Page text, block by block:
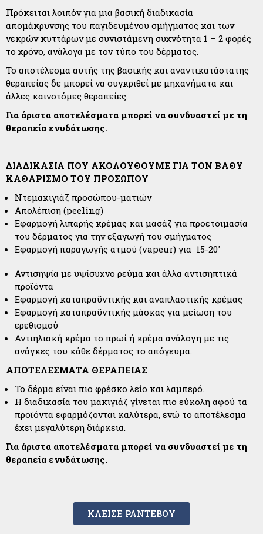
Πρόκειται λοιπόν για μια βασική διαδικασία
απομάκρυνσης του παγιδευμένου σμήγματος και των
νεκρών κυττάρων με συνιστάμενη συχνότητα 1 – 2 φορές
το χρόνο, ανάλογα με τον τύπο του δέρματος.
Το αποτέλεσμα αυτής της βασικής και αναντικατάστατης
θεραπείας δε μπορεί να συγκριθεί με μηχανήματα και
άλλες καινοτόμες θεραπείες.
Για άριστα αποτελέσματα μπορεί να συνδυαστεί με τη
θεραπεία ενυδάτωσης.
ΔΙΑΔΙΚΑΣΙΑ ΠΟΥ ΑΚΟΛΟΥΘΟΥΜΕ ΓΙΑ ΤΟΝ ΒΑΘΥ
ΚΑΘΑΡΙΣΜΟ ΤΟΥ ΠΡΟΣΩΠΟΥ
Ντεμακιγιάζ προσώπου-ματιών
Απολέπιση (peeling)
Εφαρμογή λιπαρής κρέμας και μασάζ για προετοιμασία
του δέρματος για την εξαγωγή του σμήγματος
Εφαρμογή παραγωγής ατμού (vapeur) για 15-20′
Αντισηψία με υψίσυχνο ρεύμα και άλλα αντισηπτικά
προϊόντα
Εφαρμογή καταπραϋντικής και αναπλαστικής κρέμας
Εφαρμογή καταπραϋντικής μάσκας για μείωση του
ερεθισμού
Αντιηλιακή κρέμα το πρωί ή κρέμα ανάλογη με τις
ανάγκες του κάθε δέρματος το απόγευμα.
ΑΠΟΤΕΛΕΣΜΑΤΑ ΘΕΡΑΠΕΙΑΣ
Το δέρμα είναι πιο φρέσκο λείο και λαμπερό.
Η διαδικασία του μακιγιάζ γίνεται πιο εύκολη αφού τα
προϊόντα εφαρμόζονται καλύτερα, ενώ το αποτέλεσμα
έχει μεγαλύτερη διάρκεια.
Για άριστα αποτελέσματα μπορεί να συνδυαστεί με τη
θεραπεία ενυδάτωσης.
ΚΛΕΙΣΕ ΡΑΝΤΕΒΟΥ